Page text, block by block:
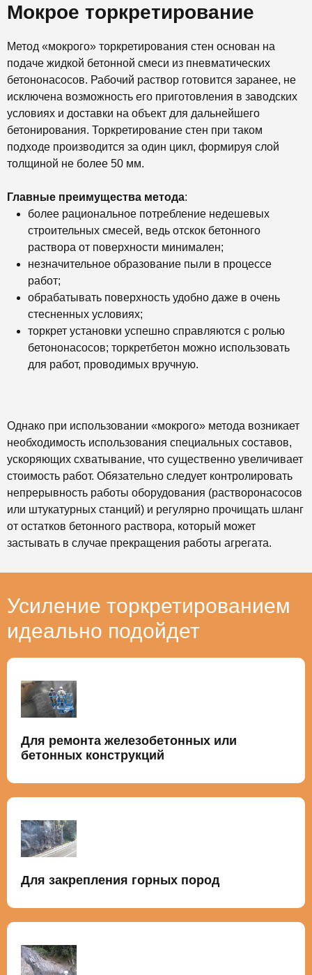
Мокрое торкретирование
Метод «мокрого» торкретирования стен основан на
подаче жидкой бетонной смеси из пневматических
бетононасосов. Рабочий раствор готовится заранее, не
исключена возможность его приготовления в заводских
условиях и доставки на объект для дальнейшего
бетонирования. Торкретирование стен при таком
подходе производится за один цикл, формируя слой
толщиной не более 50 мм.
Главные преимущества метода:
более рациональное потребление недешевых
строительных смесей, ведь отскок бетонного
раствора от поверхности минимален;
незначительное образование пыли в процессе
работ;
обрабатывать поверхность удобно даже в очень
стесненных условиях;
торкрет установки успешно справляются с ролью
бетононасосов; торкретбетон можно использовать
для работ, проводимых вручную.
Однако при использовании «мокрого» метода возникает
необходимость использования специальных составов,
ускоряющих схватывание, что существенно увеличивает
стоимость работ. Обязательно следует контролировать
непрерывность работы оборудования (растворонасосов
или штукатурных станций) и регулярно прочищать шланг
от остатков бетонного раствора, который может
застывать в случае прекращения работы агрегата.
Усиление торкретированием
идеально подойдет
Для ремонта железобетонных или
бетонных конструкций
Для закрепления горных пород